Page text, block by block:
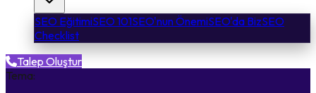
SEO EğitimiSEO 101SEO'nun ÖnemiSEO'da BizSEO
Checklist
Talep Oluştur
Tema: